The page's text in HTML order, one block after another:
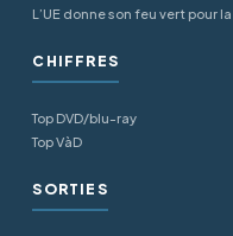
L’UE donne son feu vert pour
CHIFFRES
Top DVD/blu-ray
Top VàD
SORTIES